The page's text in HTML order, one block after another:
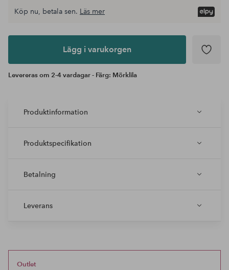
Lägg i
Köp nu, betala sen. Läs mer
Lägg i varukorgen
Levereras om 2-4 vardagar - Färg: Mörklila
Produktinformation
Produktspecifikation
Betalning
Leverans
Outlet